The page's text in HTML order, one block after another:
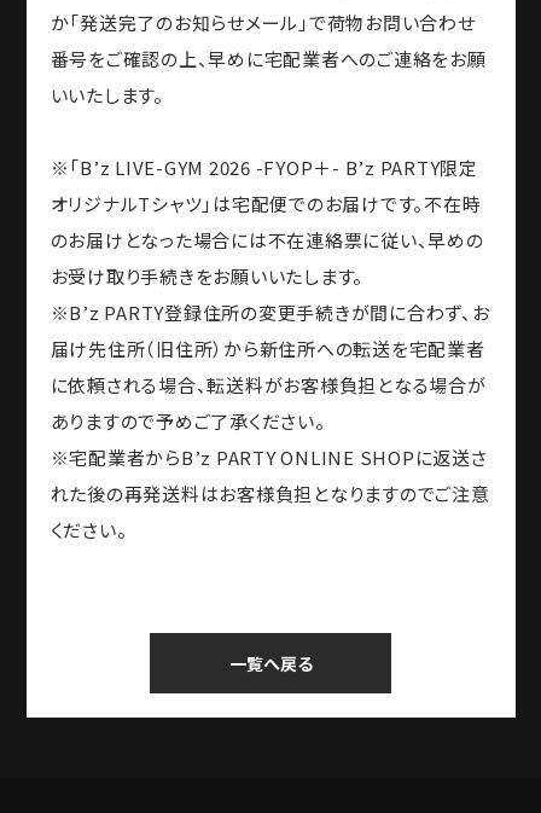
か「発送完了のお知らせメール」で荷物お問い合わせ
番号をご確認の上、早めに宅配業者へのご連絡をお願
いいたします。
※「B’z LIVE-GYM 2026 -FYOP＋- B’z PARTY限定
オリジナルTシャツ」は宅配便でのお届けです。不在時
のお届けとなった場合には不在連絡票に従い、早めの
お受け取り手続きをお願いいたします。
※B’z PARTY登録住所の変更手続きが間に合わず、お
届け先住所（旧住所）から新住所への転送を宅配業者
に依頼される場合、転送料がお客様負担となる場合が
ありますので予めご了承ください。
※宅配業者からB’z PARTY ONLINE SHOPに返送さ
れた後の再発送料はお客様負担となりますのでご注意
ください。
一覧へ戻る